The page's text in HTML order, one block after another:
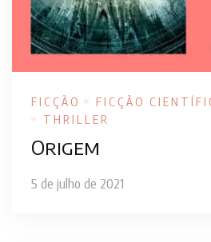
FICÇÃO FICÇÃO
THRILLER
Origem
5 de julho de 2021